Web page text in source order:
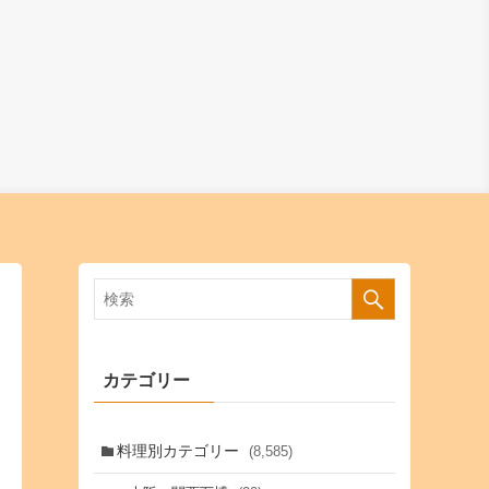
カテゴリー
料理別カテゴリー (8,585)